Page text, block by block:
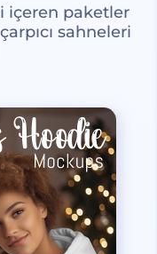
içeren paketler
sahneleri